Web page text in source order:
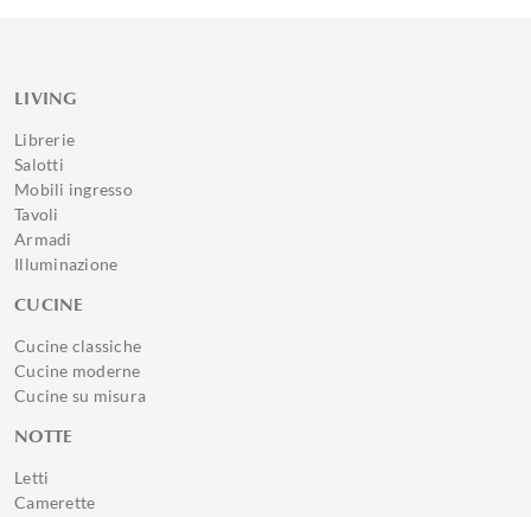
LIVING
Librerie
Salotti
Mobili ingresso
Tavoli
Armadi
Illuminazione
CUCINE
Cucine classiche
Cucine moderne
Cucine su misura
NOTTE
Letti
Camerette